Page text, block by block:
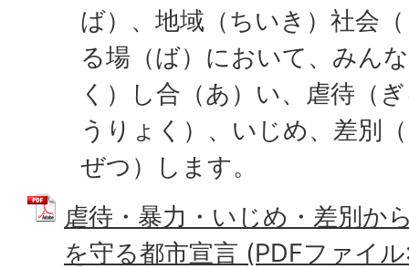
ば）、地域（ちいき）社会
る場（ば）において、みん
く）し合（あ）い、虐待（
うりょく）、いじめ、差別
ぜつ）します。
虐待・暴力・いじめ・差別か
を守る都市宣言 (PDFファイ